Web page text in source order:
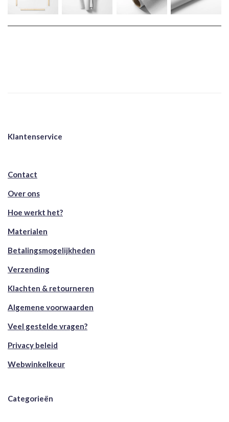
Klantenservice
Contact
Over ons
Hoe werkt het?
Materialen
Betalingsmogelijkheden
Verzending
Klachten & retourneren
Algemene voorwaarden
Veel gestelde vragen?
Privacy beleid
Webwinkelkeur
Categorieën